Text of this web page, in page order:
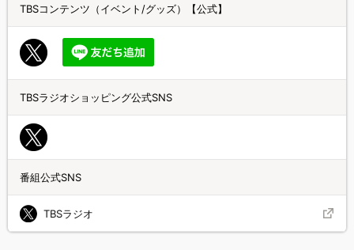
TBSコンテンツ（イベント/グッズ）【公式】
TBSラジオショッピング公式SNS
番組公式SNS
TBSラジオ